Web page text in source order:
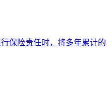
保险责任时，将多年累计的